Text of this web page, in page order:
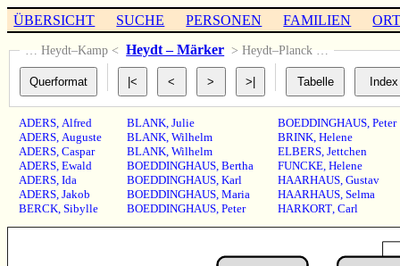
ÜBERSICHT SUCHE PERSONEN FAMILIEN
… Heydt–Kamp < Heydt – Märker > Heydt–Planck …
ADERS,Alfred
ADERS,Auguste
ADERS,Caspar
ADERS,Ewald
ADERS,Ida
ADERS,Jakob
BERCK,Sibylle
BLANK, Julie
BLANK, Wilhelm
BLANK, Wilhelm
BOEDDINGHAUS, Bertha
BOEDDINGHAUS, Karl
BOEDDINGHAUS, Maria
BOEDDINGHAUS, Peter
BOEDDINGHAUS, Peter
BRINK, Helene
ELBERS, Jettchen
FUNCKE, Helene
HAARHAUS, Gustav
HAARHAUS, Selma
HARKORT, Carl